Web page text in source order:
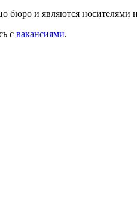
бюро и являются носителями
с вакансиями.